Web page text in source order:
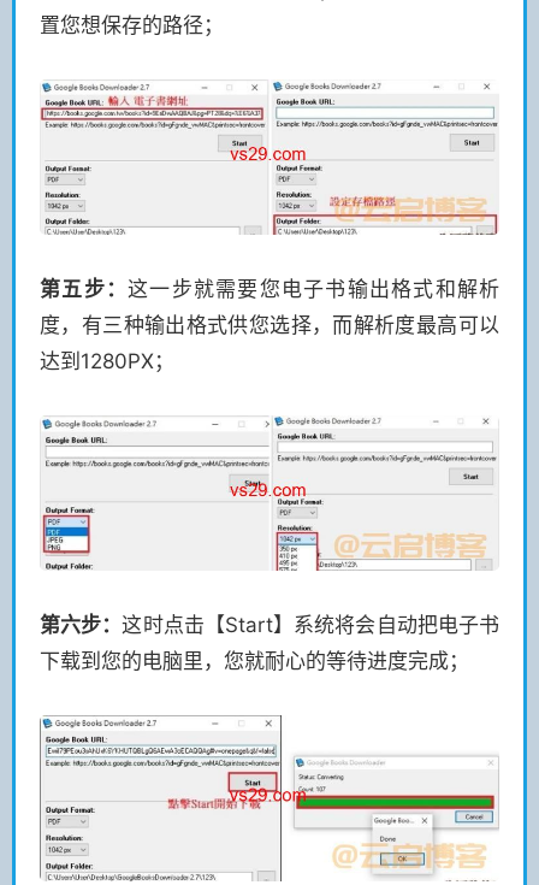
置您想保存的路径；
第五步： 这一步就需要您电子书输出格式和解析
度，有三种输出格式供您选择，而解析度最高可以
达到1280PX；
第六步：这时点击【Start】系统将会自动把电子书
下载到您的电脑里，您就耐心的等待进度完成；